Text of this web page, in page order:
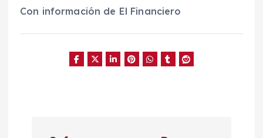
Con información de El Financiero